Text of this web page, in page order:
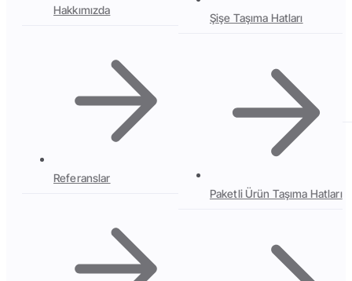
Hakkımızda
Referanslar
Şişe Taşıma Hatları
Paketli Ürün Taşıma Hatları